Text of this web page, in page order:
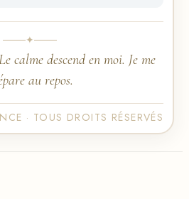
✦
calme descend en moi. Je me
au repos.
· TOUS DROITS RÉSERVÉS